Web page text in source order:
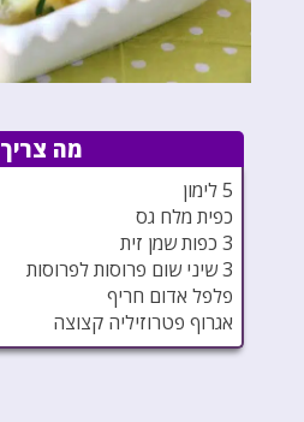
מה צריך
5 לימון
כפית מלח גס
3 כפות שמן זית
3 שיני שום פרוסות לפרוסות
פלפל אדום חריף
אגרוף פטרוזיליה קצוצה